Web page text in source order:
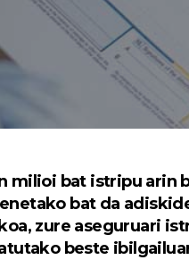
milioi bat istripu arin
bat da
zure aseguruari
beste